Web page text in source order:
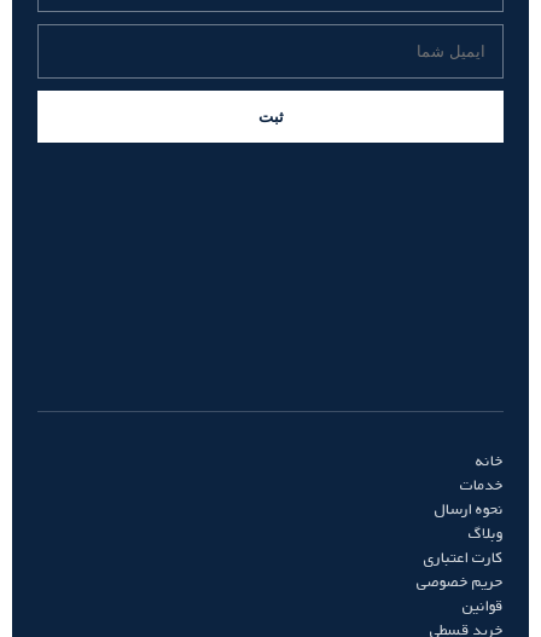
ثبت
خانه
خدمات
نحوه ارسال
وبلاگ
کارت اعتباری
حریم خصوصی
قوانین
خرید قسطی